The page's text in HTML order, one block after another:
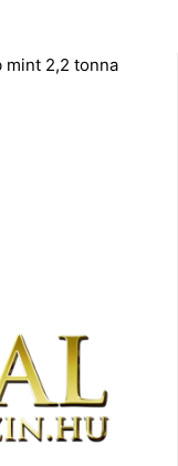
mint 2,2 tonna